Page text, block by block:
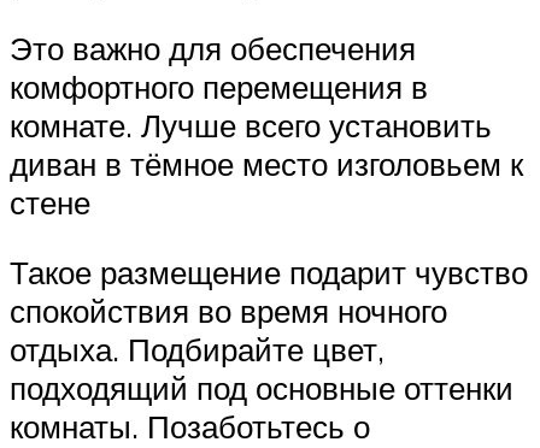
Это важно для обеспечения
комфортного перемещения в
комнате. Лучше всего установить
диван в тёмное место изголовьем к
стене
Такое размещение подарит чувство
спокойствия во время ночного
отдыха. Подбирайте цвет,
подходящий под основные оттенки
комнаты. Позаботьтесь о